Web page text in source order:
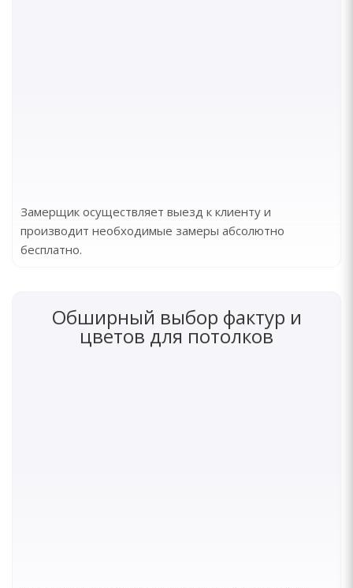
Замерщик осуществляет выезд к клиенту и
производит необходимые замеры абсолютно
бесплатно.
Обширный выбор фактур и
цветов для потолков